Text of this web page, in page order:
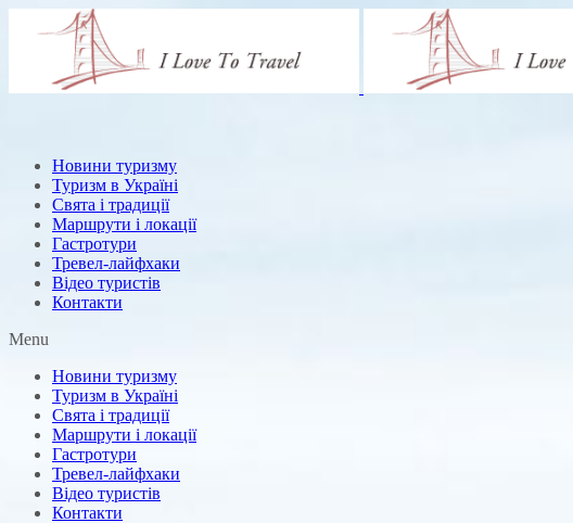
Новини туризму
Туризм в Україні
Свята і традиції
Маршрути і локації
Гастротури
Тревел-лайфхаки
Відео туристів
Контакти
Menu
Новини туризму
Туризм в Україні
Свята і традиції
Маршрути і локації
Гастротури
Тревел-лайфхаки
Відео туристів
Контакти